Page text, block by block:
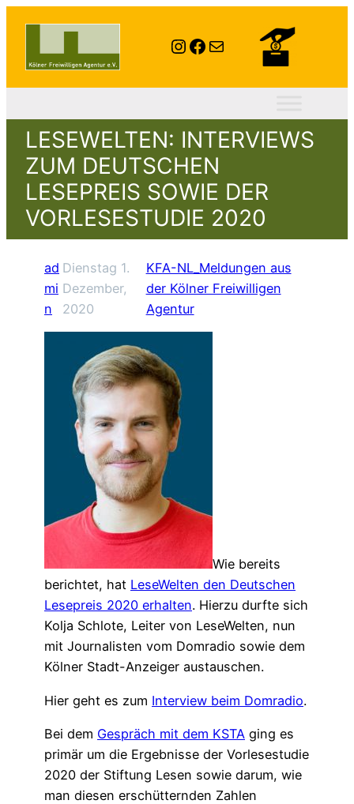
Instagram
Facebook
E-Mail
LESEWELTEN: INTERVIEWS
ZUM DEUTSCHEN
LESEPREIS SOWIE DER
VORLESESTUDIE 2020
ad
mi
n
Dienstag 1.
Dezember,
2020
KFA-NL_Meldungen aus
der Kölner Freiwilligen
Agentur
Wie bereits
berichtet, hat LeseWelten den Deutschen
Lesepreis 2020 erhalten. Hierzu durfte sich
Kolja Schlote, Leiter von LeseWelten, nun
mit Journalisten vom Domradio sowie dem
Kölner Stadt-Anzeiger austauschen.
Hier geht es zum Interview beim Domradio.
Bei dem Gespräch mit dem KSTA ging es
primär um die Ergebnisse der Vorlesestudie
2020 der Stiftung Lesen sowie darum, wie
man diesen erschütternden Zahlen